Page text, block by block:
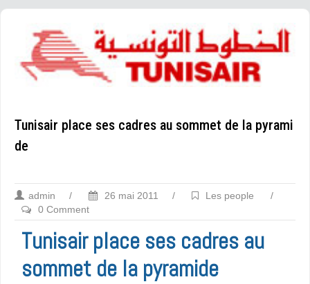
Tunisair place ses cadres au sommet de la pyrami
de
admin / 26 mai 2011 / Les people
/
0 Comment
Tunisair place ses cadres au
sommet de la pyramide